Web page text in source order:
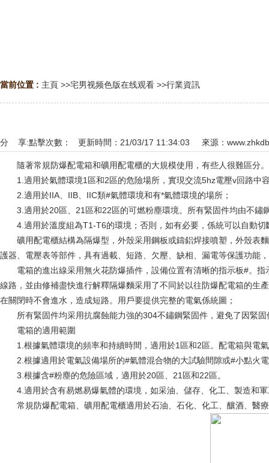
當前位置 : 主頁 >>宅男视频色版在线观看 >>行業資訊
點擊次數： 更新時間：21/03/17 11:34:03 來源：
分 享:
隨著常規防爆配電箱和礦用配電櫃的大規模使用，有些人很難區分
1.適用於氣體環境1區和2區的危險場所，實現交流5hz電壓v回路中
2.適用於IIA、IIB、IIC類#氣體環境和有*氣體環境的場所；
3.適用於20區、21區和22區的可燃粉塵環境。所有緊固件均由不鏽
4.適用於溫度組為T1-T6的環境；否則，如有必要，係統可以自動切
礦用配電櫃結構為隔爆型，外殼采用鋼板或鑄鋁焊接噴塑，外殼表
護器、電壓表等部件，具有過載、短路、欠壓、缺相、漏電等保護功能
電箱的進出線采用無火花防爆插件，設備位置有清晰的指示板#。指
線路，並由修補盡快進行解釋隔爆麵采用了不同於以往防爆配電箱的生
在關閉時不會進水，造成短路。用戶要提供完整的電氣係統圖；
所有緊固件均采用抗腐蝕能力強的304不鏽鋼緊固件，避免了因緊固
電箱的適用範圍
1.根據氣體環境的頻率和持續時間，適用於1區和2區。配電箱與電氣
2.根據適用於電氣設備場所的#氣體混合物的大試驗間隙或#小點火
3.根據含#粉塵的危險區域，適用於20區、21區和22區。
4.適用於含有易燃易爆氣體的環境，如采油、儲存、化工、製造和軍
常規防爆配電箱、礦用配電櫃適用於石油、石化、化工、釀酒、醫